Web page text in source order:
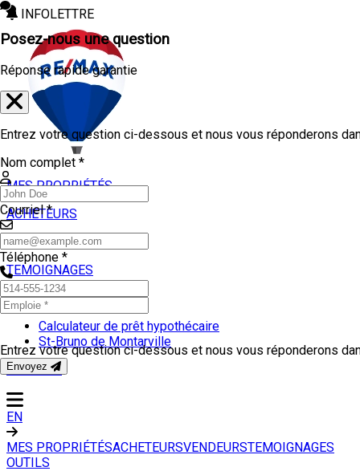
INFOLETTRE
MES PROPRIÉTÉS
ACHETEURS
VENDEURS
TEMOIGNAGES
OUTILS
Calculateur de prêt hypothécaire
St-Bruno de Montarville
CONTACT
EN
MES PROPRIÉTÉSACHETEURSVENDEURSTEMOIGNAGES
OUTILS
Posez-nous une question
Réponse rapide garantie
Entrez votre question ci-dessous et nous vous réponderons
Nom complet *
Courriel *
Téléphone *
Entrez votre question ci-dessous et nous vous réponderons
Envoyez